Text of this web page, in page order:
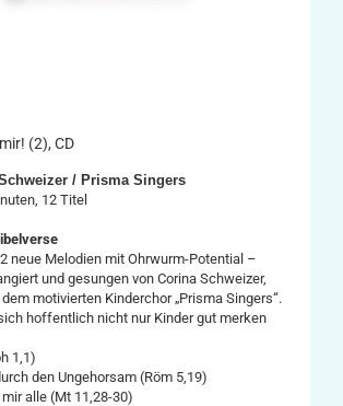
(2), CD
/ Prisma Singers
12 Titel
neue Melodien mit Ohrwurm-Potential –
und gesungen von Corina Schweizer,
motivierten Kinderchor „Prisma Singers“.
hoffentlich nicht nur Kinder gut merken
1,1)
den Ungehorsam (Röm 5,19)
alle (Mt 11,28-30)